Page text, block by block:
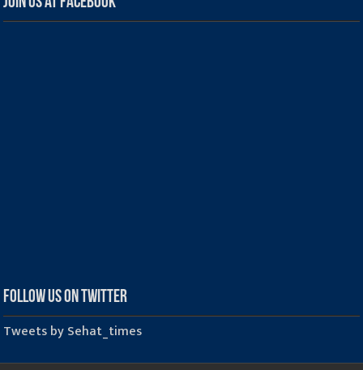
Follow us on Twitter
Tweets by Sehat_times